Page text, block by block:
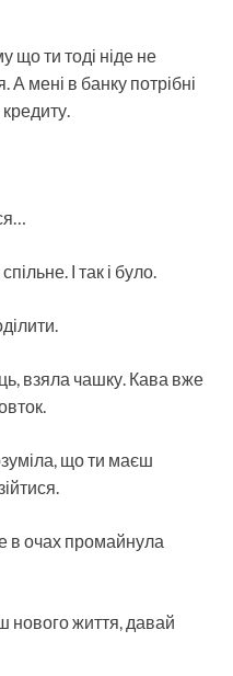
ти тоді ніде не
мені в банку потрібні
І так і було.
взяла чашку. Кава вже
що ти маєш
в очах промайнула
нового життя, давай